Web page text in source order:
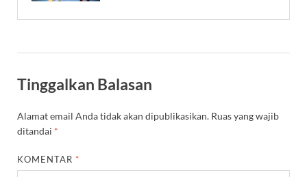
Tinggalkan Balasan
Alamat email Anda tidak akan dipublikasikan. Ruas yang wajib
ditandai *
KOMENTAR *